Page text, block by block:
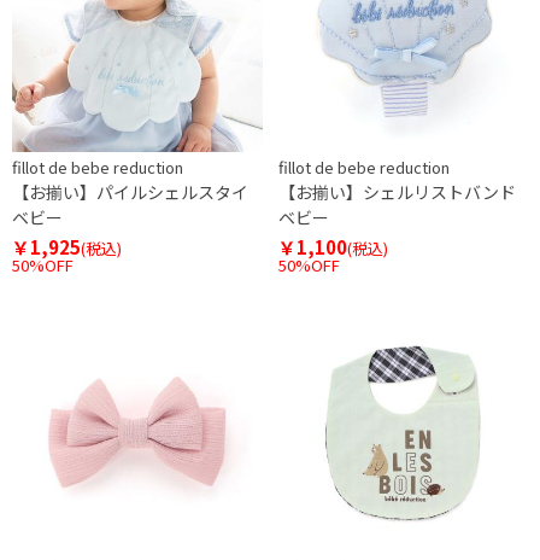
fillot de bebe reduction
【お揃い】パイルシェルスタイ
ベビー
￥1,925(税込)
50%OFF
fillot de bebe reduction
【お揃い】シェルリストバンド
ベビー
￥1,100(税込)
50%OFF